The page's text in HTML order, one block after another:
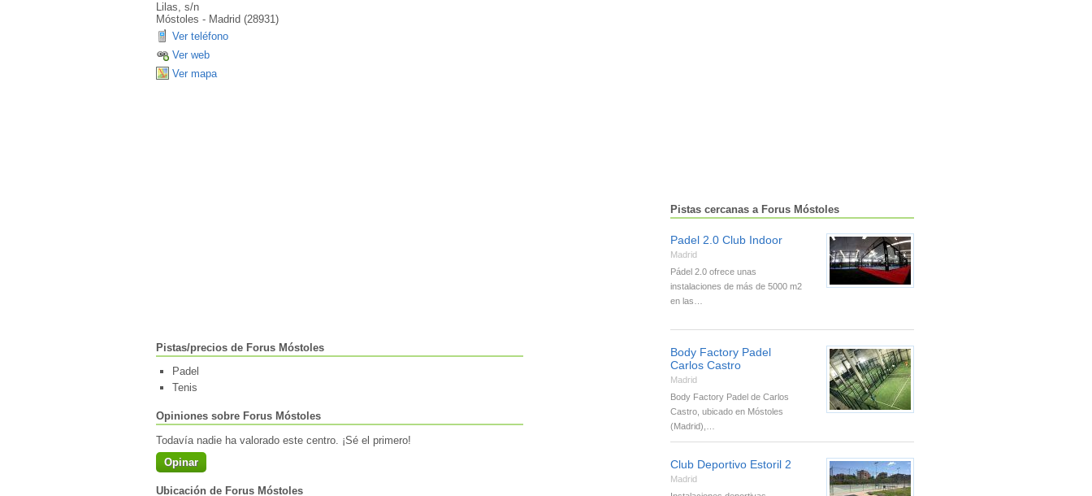
Lilas, s/n
Móstoles - Madrid (28931)
Ver teléfono
Ver web
Ver mapa
Pistas/precios de Forus Móstoles
Padel
Tenis
Opiniones sobre Forus Móstoles
Todavía nadie ha valorado este centro. ¡Sé el primero!
Opinar
Ubicación de Forus Móstoles
Pistas cercanas a Forus Móstoles
Padel 2.0 Club Indoor
Madrid
Pádel 2.0 ofrece unas
instalaciones de más de 5000 m2
en las…
Body Factory Padel
Carlos Castro
Madrid
Body Factory Padel de Carlos
Castro, ubicado en Móstoles
(Madrid),…
Club Deportivo Estoril 2
Madrid